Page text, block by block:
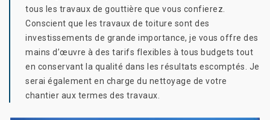
tous les travaux de gouttière que vous confierez.
Conscient que les travaux de toiture sont des
investissements de grande importance, je vous offre des
mains d’œuvre à des tarifs flexibles à tous budgets tout
en conservant la qualité dans les résultats escomptés. Je
serai également en charge du nettoyage de votre
chantier aux termes des travaux.